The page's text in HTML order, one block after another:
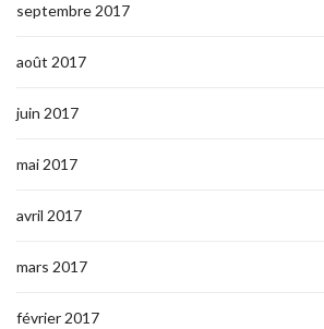
septembre 2017
août 2017
juin 2017
mai 2017
avril 2017
mars 2017
février 2017